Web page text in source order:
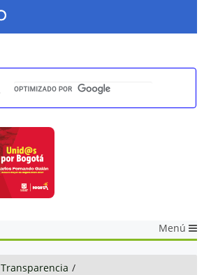
Menú
Transparencia /